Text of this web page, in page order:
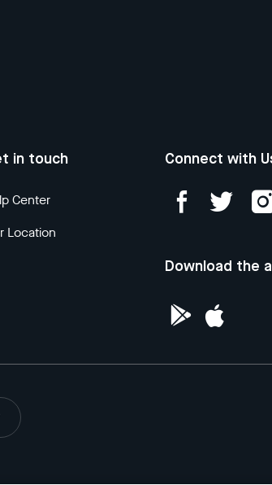
in touch
Center
Location
Connect with
Download the